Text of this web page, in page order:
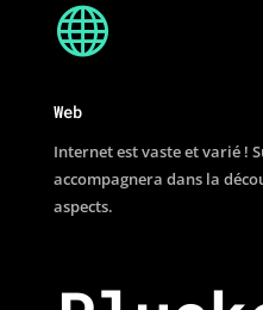

Web
Internet est vaste et varié !
accompagnera dans la
aspects.